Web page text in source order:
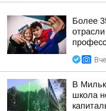
Более
В
школа